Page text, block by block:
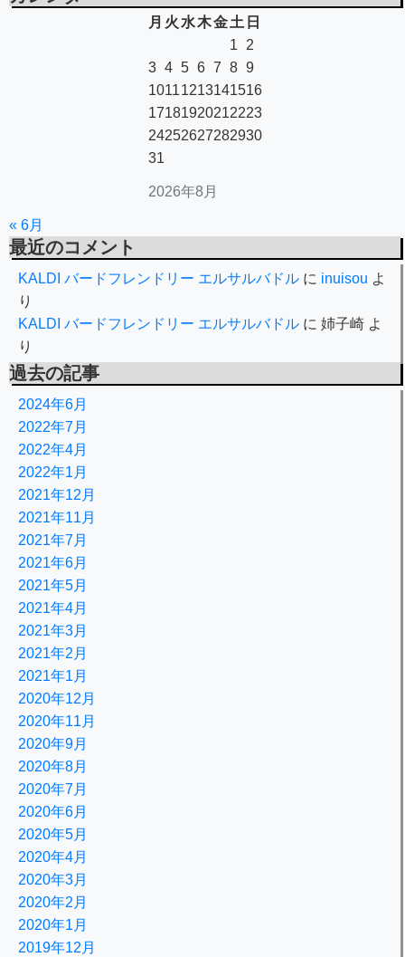
2026年8月
月 火 水木金 土 日
1
2
3 4 5 6 7 8 9
10111213141516
17181920212223
24252627282930
31
« 6月
最近のコメント
KALDI バードフレンドリー エルサルバドル に inuisou よ
り
KALDI バードフレンドリー エルサルバドル に 姉子崎 よ
り
過去の記事
2024年6月
2022年7月
2022年4月
2022年1月
2021年12月
2021年11月
2021年7月
2021年6月
2021年5月
2021年4月
2021年3月
2021年2月
2021年1月
2020年12月
2020年11月
2020年9月
2020年8月
2020年7月
2020年6月
2020年5月
2020年4月
2020年3月
2020年2月
2020年1月
2019年12月